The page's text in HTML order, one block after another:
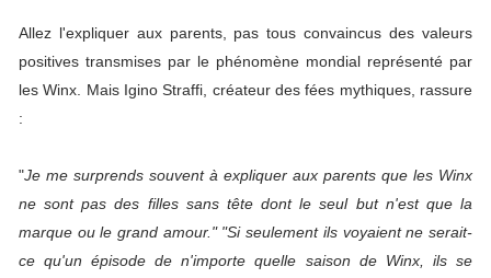
Allez l'expliquer aux parents, pas tous convaincus des valeurs
positives transmises par le phénomène mondial représenté par
les Winx. Mais Igino Straffi, créateur des fées mythiques, rassure
:
"Je me surprends souvent à expliquer aux parents que les Winx
ne sont pas des filles sans tête dont le seul but n'est que la
marque ou le grand amour." "Si seulement ils voyaient ne serait-
ce qu'un épisode de n'importe quelle saison de Winx, ils se